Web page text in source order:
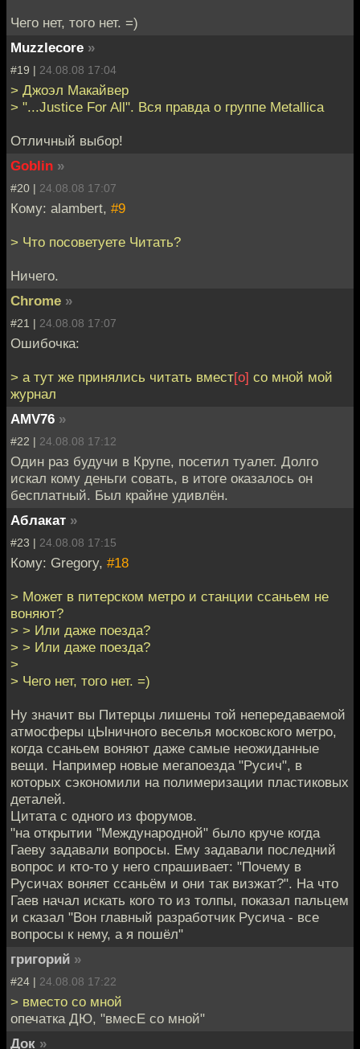
Чего нет, того нет. =)
Muzzlecore »
#19 | 24.08.08 17:04
> Джоэл Макайвер
> "...Justice For All". Вся правда о группе Мetallica
Отличный выбор!
Goblin »
#20 | 24.08.08 17:07
Кому: alambert, #9
> Что посоветуете Читать?
Ничего.
Chrome »
#21 | 24.08.08 17:07
Ошибочка:
> а тут же принялись читать вмест[о] со мной мой
журнал
AMV76 »
#22 | 24.08.08 17:12
Один раз будучи в Крупе, посетил туалет. Долго
искал кому деньги совать, в итоге оказалось он
бесплатный. Был крайне удивлён.
Аблакат »
#23 | 24.08.08 17:15
Кому: Gregory, #18
> Может в питерском метро и станции ссаньем не
воняют?
> > Или даже поезда?
> > Или даже поезда?
>
> Чего нет, того нет. =)
Ну значит вы Питерцы лишены той непередаваемой
атмосферы цЫничного веселья московского метро,
когда ссаньем воняют даже самые неожиданные
вещи. Например новые мегапоезда "Русич", в
которых сэкономили на полимеризации пластиковых
деталей.
Цитата с одного из форумов.
"на открытии "Международной" было круче когда
Гаеву задавали вопросы. Ему задавали последний
вопрос и кто-то у него спрашивает: "Почему в
Русичах воняет ссаньём и они так визжат?". На что
Гаев начал искать кого то из толпы, показал пальцем
и сказал "Вон главный разработчик Русича - все
вопросы к нему, а я пошёл"
григорий »
#24 | 24.08.08 17:22
> вместо со мной
опечатка ДЮ, "вмесЕ со мной"
Док »